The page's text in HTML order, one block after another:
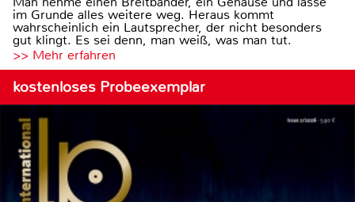
im Grunde alles weitere weg. Heraus kommt
wahrscheinlich ein Lautsprecher, der nicht besonders
gut klingt. Es sei denn, man weiß, was man tut.
>> Mehr erfahren
kostenloses Probeexemplar